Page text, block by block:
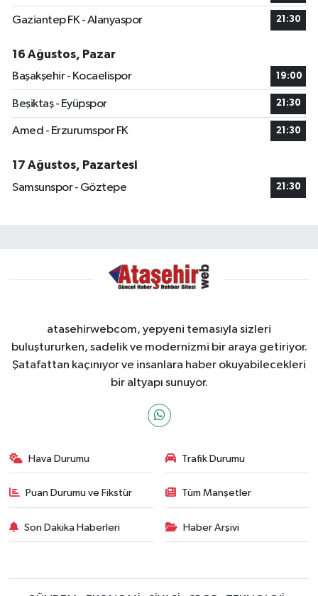
Gaziantep FK - Alanyaspor 21:30
16 Ağustos, Pazar
Başakşehir - Kocaelispor
19:00
Beşiktaş - Eyüpspor 21:30
Amed - Erzurumspor FK 21:30
17 Ağustos, Pazartesi
Samsunspor - Göztepe
21:30
atasehirwebcom, yepyeni temasıyla sizleri
buluştururken, sadelik ve modernizmi bir araya getiriyor.
Şatafattan kaçınıyor ve insanlara haber okuyabilecekleri
bir altyapı sunuyor.
Hava Durumu Trafik Durumu
Puan Durumu ve Fikstür Tüm Manşetler
Son Dakika Haberleri Haber Arşivi